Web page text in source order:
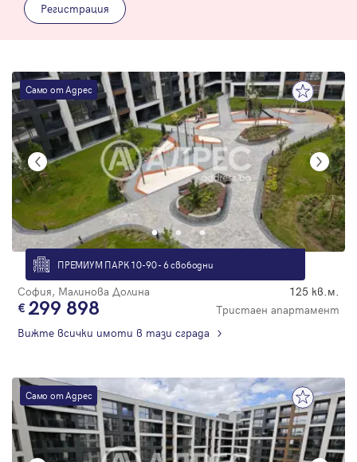
Регистрация
Само от Адрес
ПРЕМИУМ ПАРК 10-90 - 6 свободни
София, Малинова Долина 125 кв.м.
299 898
Тристаен апартамент
Вижте всички имоти в тази сграда
Само от Адрес